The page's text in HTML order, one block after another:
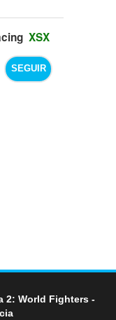
XSX
SEGUIR
2: World Fighters -